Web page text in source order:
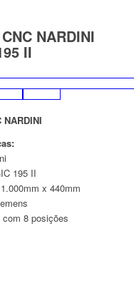
NARDINI
II
NARDINI
195 II
x 440mm
com 8 posições